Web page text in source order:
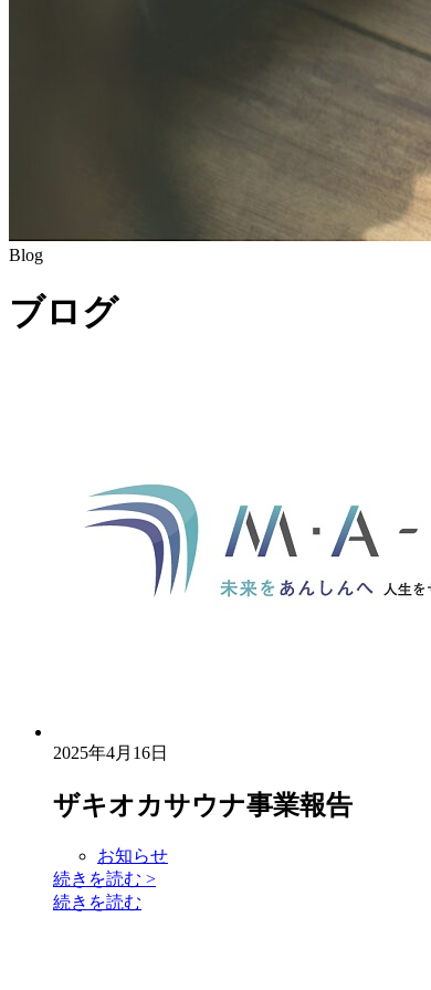
Blog
ブログ
2025年4月16日
ザキオカサウナ事業報告
お知らせ
続きを読む >
続きを読む